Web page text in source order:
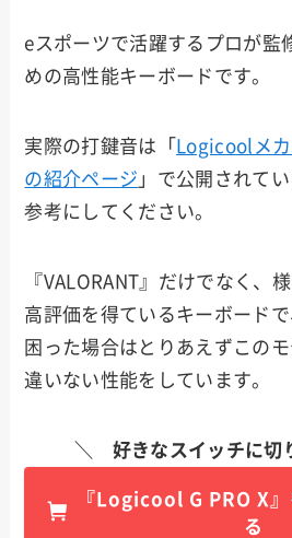
eスポーツで活躍するプロが監
めの高性能キーボードです。
実際の打鍵音は「 Logicoolメ
の紹介ページ 」で公開されて
参考にしてください。
『VALORANT』だけでなく、
高評価を得ているキーボード
困った場合はとりあえずこの
違いない性能をしています。
＼ 好きなスイッチに切
『 Logicool G PRO X
る